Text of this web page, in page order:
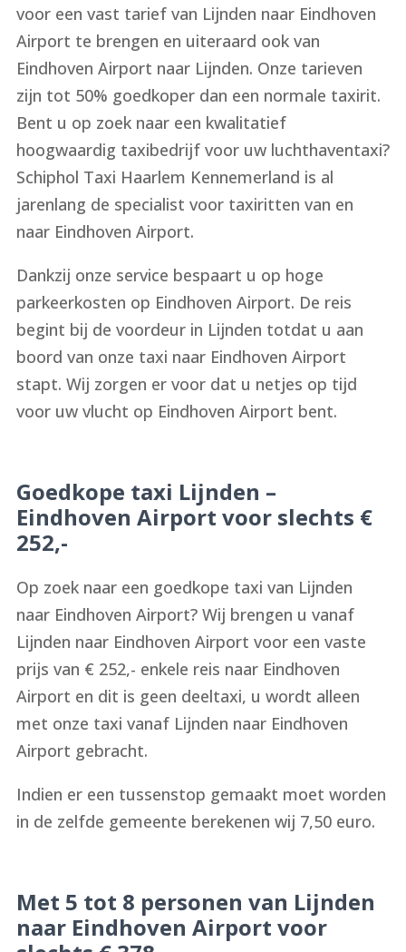
voor een vast tarief van Lijnden naar Eindhoven
Airport te brengen en uiteraard ook van
Eindhoven Airport naar Lijnden. Onze tarieven
zijn tot 50% goedkoper dan een normale taxirit.
Bent u op zoek naar een kwalitatief
hoogwaardig taxibedrijf voor uw luchthaventaxi?
Schiphol Taxi Haarlem Kennemerland is al
jarenlang de specialist voor taxiritten van en
naar Eindhoven Airport.
Dankzij onze service bespaart u op hoge
parkeerkosten op Eindhoven Airport. De reis
begint bij de voordeur in Lijnden totdat u aan
boord van onze taxi naar Eindhoven Airport
stapt. Wij zorgen er voor dat u netjes op tijd
voor uw vlucht op Eindhoven Airport bent.
Goedkope taxi Lijnden –
Eindhoven Airport voor slechts €
252,-
Op zoek naar een goedkope taxi van Lijnden
naar Eindhoven Airport? Wij brengen u vanaf
Lijnden naar Eindhoven Airport voor een vaste
prijs van € 252,- enkele reis naar Eindhoven
Airport en dit is geen deeltaxi, u wordt alleen
met onze taxi vanaf Lijnden naar Eindhoven
Airport gebracht.
Indien er een tussenstop gemaakt moet worden
in de zelfde gemeente berekenen wij 7,50 euro.
Met 5 tot 8 personen van Lijnden
naar Eindhoven Airport voor